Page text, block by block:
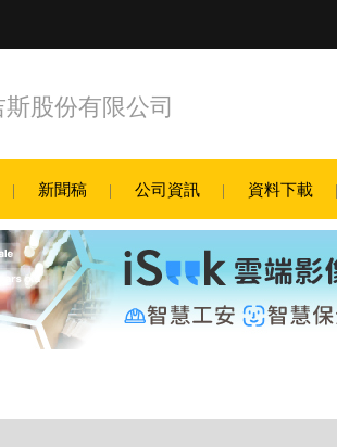
股份有限公司
新聞稿 公司資訊 資料下載